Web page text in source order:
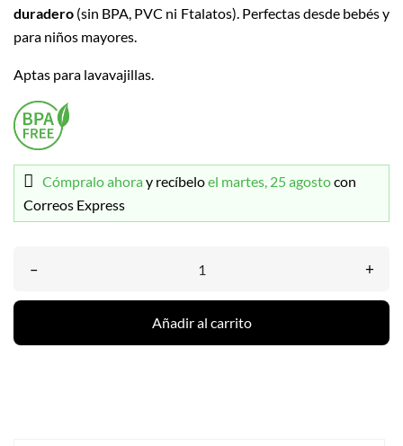
duradero (sin BPA, PVC ni Ftalatos). Perfectas desde bebés y
para niños mayores.
Aptas para lavavajillas.
Cómpralo ahora y recíbeloel martes, 25 agostocon
Correos Express
– +
Añadir al carrito